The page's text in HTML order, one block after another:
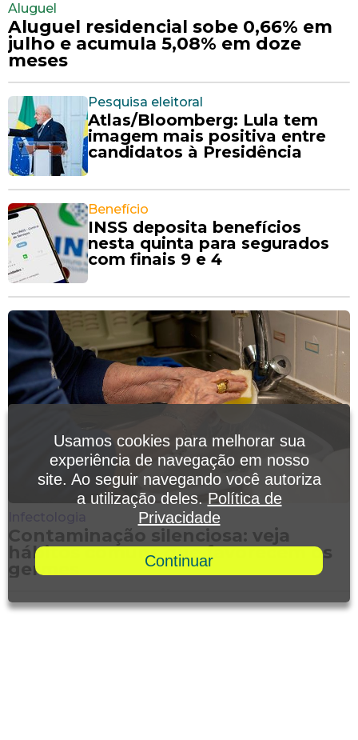
Aluguel
Aluguel residencial sobe 0,66% em
julho e acumula 5,08% em doze
meses
Pesquisa eleitoral
Atlas/Bloomberg: Lula tem
imagem mais positiva entre
candidatos à Presidência
Benefício
INSS deposita benefícios
nesta quinta para segurados
com finais 9 e 4
Contaminação silenciosa: veja
hábitos comuns que favorecem os
germes
Usamos cookies para melhorar sua
experiência de navegação em nosso
site. Ao seguir navegando você autoriza
a utilização deles. Política de
Privacidade
Continuar